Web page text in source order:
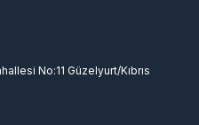
No:11 Güzelyurt/Kıbrıs